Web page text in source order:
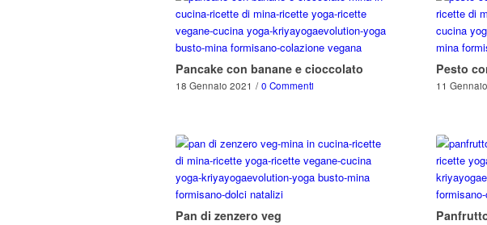
Pancake con banane e cioccolato
18 Gennaio 2021 / 0 Commenti
Pesto
11
Pan di zenzero veg